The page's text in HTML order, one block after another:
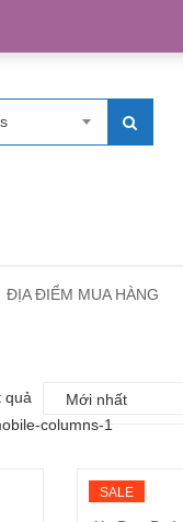
ĐỊA ĐIỂM MUA HÀNG
quả
columns-1
SALE